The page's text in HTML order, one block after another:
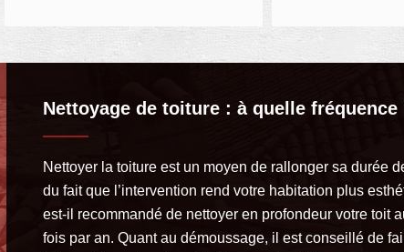
Nettoyage de toiture : à quelle fréquence
Nettoyer la toiture est un moyen de rallonger sa durée
du fait que l’intervention rend votre habitation plus
est-il recommandé de nettoyer en profondeur votre toit
fois par an. Quant au démoussage, il est conseillé de